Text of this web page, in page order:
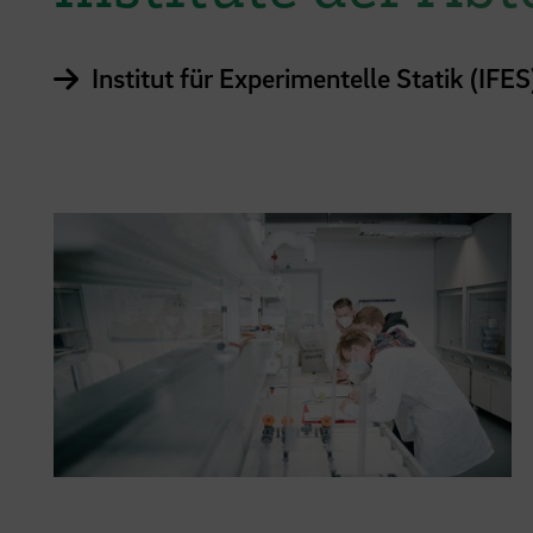
Institut für Experimentelle Statik